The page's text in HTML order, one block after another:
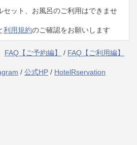
ット、お風呂のご利用はできませ
利用規約のご確認をお願いします
FAQ【ご予約編】 / FAQ【ご利用編】
/ 公式HP / HotelRservation